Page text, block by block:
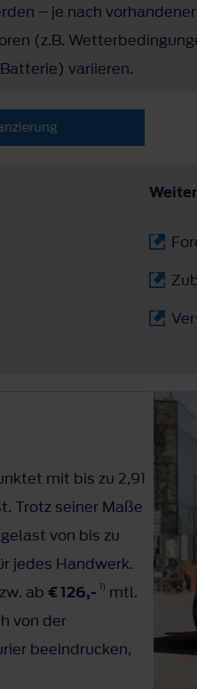
– je nach
(z.B.
variieren.
mit bis zu 2,91
Trotz seiner Maße
von bis zu
jedes Handwerk.
ab € 126,- 1) mtl.
von der
beeindrucken,